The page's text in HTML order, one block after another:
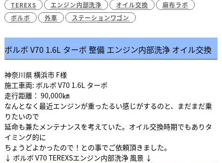
TEREXS エンジン内部洗浄 オイル交換
麻布ラボ
ボルボ
外車 ステーションワゴン
ボルボ V70 1.6L ターボ 整備 エンジン内部洗浄 オイル交換
神奈川県 横浜市 F様
施工車両: ボルボ V70 1.6L ターボ
走行距離： 90,000㎞
なんとなく最近エンジンが重ったるい感じがするのと、まだまだ乗
りたいので
延命も兼たメンテナンスを考えていた。オイル交換時期でもありタ
イミング的に
ちょうどよかったので！との事でご依頼頂きました。
↓ ボルボ V70 TEREXSエンジン内部洗浄 風景 ↓